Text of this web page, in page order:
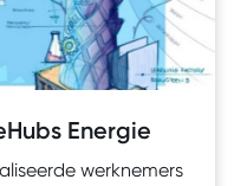
Energie
werknemers